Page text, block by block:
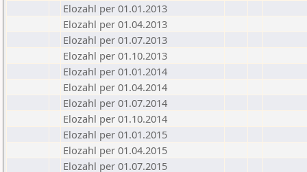
Elozahl per 01.01.2013
Elozahl per 01.04.2013
Elozahl per 01.07.2013
Elozahl per 01.10.2013
Elozahl per 01.01.2014
Elozahl per 01.04.2014
Elozahl per 01.07.2014
Elozahl per 01.10.2014
Elozahl per 01.01.2015
Elozahl per 01.04.2015
Elozahl per 01.07.2015